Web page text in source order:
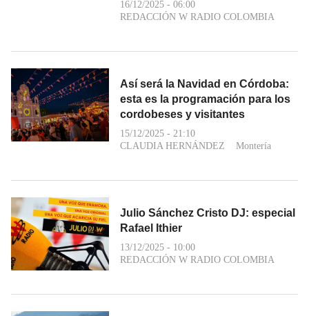
16/12/2025 - 06:00
REDACCIÓN W RADIO COLOMBIA
Así será la Navidad en Córdoba:
esta es la programación para los
cordobeses y visitantes
15/12/2025 - 21:10
CLAUDIA HERNÁNDEZ
Montería
Julio Sánchez Cristo DJ: especial
Rafael Ithier
13/12/2025 - 10:00
REDACCIÓN W RADIO COLOMBIA